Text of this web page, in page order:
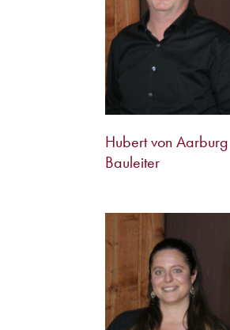
Hubert von Aarburg
Bauleiter